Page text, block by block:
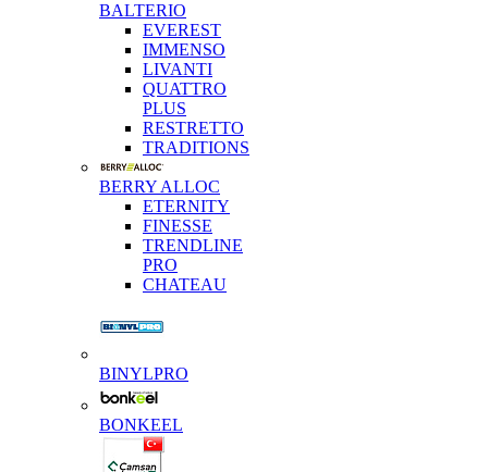
BALTERIO
EVEREST
IMMENSO
LIVANTI
QUATTRO
PLUS
RESTRETTO
TRADITIONS
BERRY ALLOC
ETERNITY
FINESSE
TRENDLINE
PRO
CHATEAU
BINYLPRO
BONKEEL